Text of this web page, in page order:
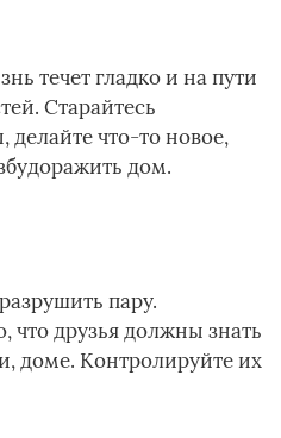
течет гладко и на пути
Старайтесь
что-то новое,
дом.
пару.
что друзья должны знать
доме. Контролируйте их